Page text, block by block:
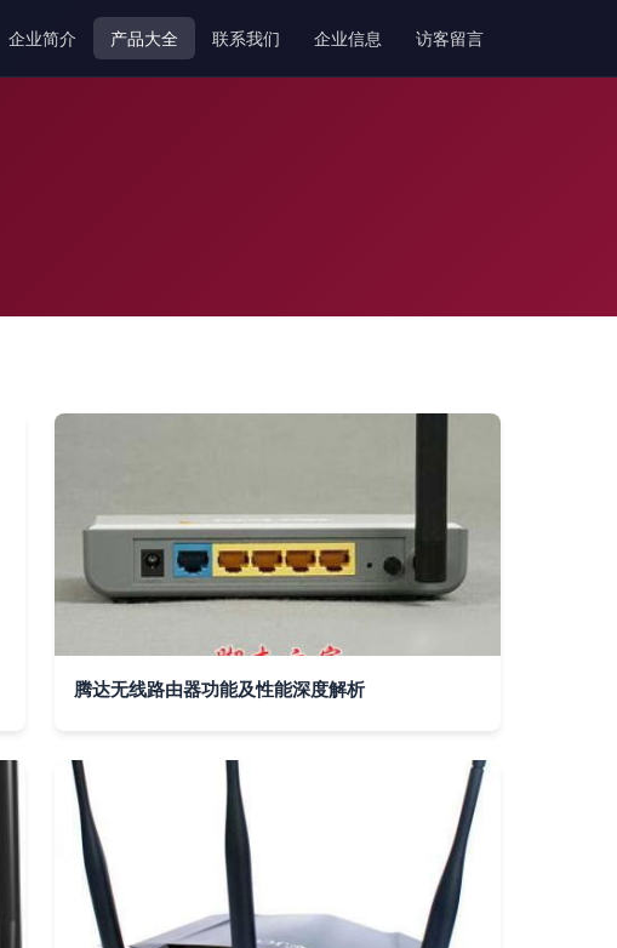
企业简介 产品大全 联系我们 企业信息 访客留言
腾达无线路由器功能及性能深度解析